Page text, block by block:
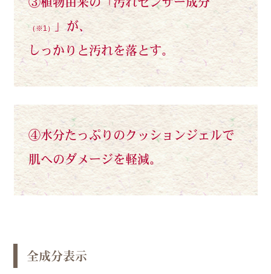
（※1） 」が、
しっかりと汚れを落とす。
④水分たっぷりのクッションジェルで
肌へのダメージを軽減。
全成分表示